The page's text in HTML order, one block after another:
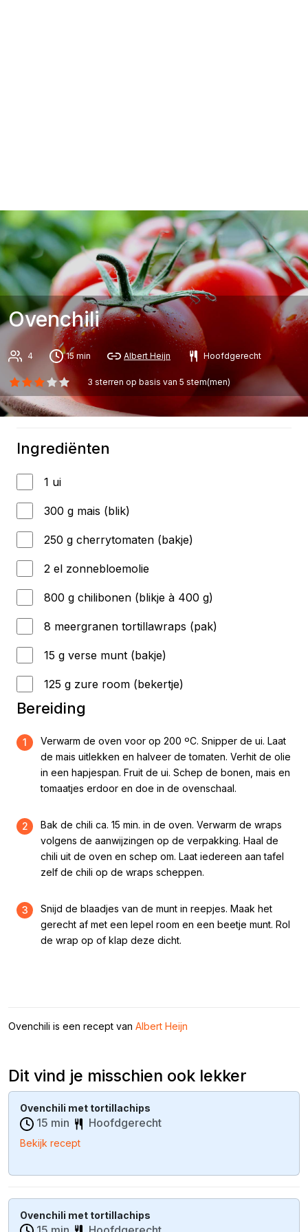
Ovenchili
4 15 min Albert Heijn Hoofdgerecht
3 sterren op basis van 5 stem(men)
Ingrediënten
1 ui
300 g mais (blik)
250 g cherrytomaten (bakje)
2 el zonnebloemolie
800 g chilibonen (blikje à 400 g)
8 meergranen tortillawraps (pak)
15 g verse munt (bakje)
125 g zure room (bekertje)
Bereiding
1
Verwarm de oven voor op 200 ºC. Snipper de ui. Laat
de mais uitlekken en halveer de tomaten. Verhit de olie
in een hapjespan. Fruit de ui. Schep de bonen, mais en
tomaatjes erdoor en doe in de ovenschaal.
2
Bak de chili ca. 15 min. in de oven. Verwarm de wraps
volgens de aanwijzingen op de verpakking. Haal de
chili uit de oven en schep om. Laat iedereen aan tafel
zelf de chili op de wraps scheppen.
3
Snijd de blaadjes van de munt in reepjes. Maak het
gerecht af met een lepel room en een beetje munt. Rol
de wrap op of klap deze dicht.
Ovenchili is een recept van Albert Heijn
Dit vind je misschien ook lekker
Ovenchili met tortillachips
15 min Hoofdgerecht
Bekijk recept
Ovenchili met tortillachips